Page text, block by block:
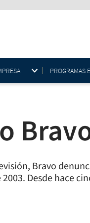
PROGRAMAS
Bravo
Desde hace